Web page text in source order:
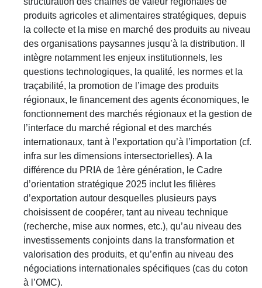
produits agricoles et alimentaires stratégiques, depuis
la collecte et la mise en marché des produits au niveau
des organisations paysannes jusqu’à la distribution. Il
intègre notamment les enjeux institutionnels, les
questions technologiques, la qualité, les normes et la
traçabilité, la promotion de l’image des produits
régionaux, le financement des agents économiques, le
fonctionnement des marchés régionaux et la gestion de
l’interface du marché régional et des marchés
internationaux, tant à l’exportation qu’à l’importation (cf.
infra sur les dimensions intersectorielles). A la
différence du PRIA de 1ère génération, le Cadre
d’orientation stratégique 2025 inclut les filières
d’exportation autour desquelles plusieurs pays
choisissent de coopérer, tant au niveau technique
(recherche, mise aux normes, etc.), qu’au niveau des
investissements conjoints dans la transformation et
valorisation des produits, et qu’enfin au niveau des
négociations internationales spécifiques (cas du coton
à l’OMC).